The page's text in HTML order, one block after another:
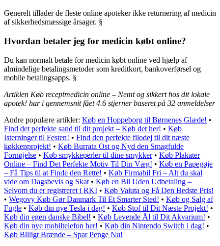
Generelt tillader de fleste online apoteker ikke returnering af medicin
af sikkerhedsmæssige årsager. §
Hvordan betaler jeg for medicin købt online?
Du kan normalt betale for medicin købt online ved hjælp af
almindelige betalingsmetoder som kreditkort, bankoverførsel og
mobile betalingsapps. §
Artiklen Køb receptmedicin online – Nemt og sikkert hos dit lokale
apotek! har i gennemsnit fået4.6 stjerner baseret på 32 anmeldelser
Andre populære artikler: Køb en Hoppeborg til Børnenes Glæde! •
Find det perfekte sand til dit projekt – Køb det her! • Køb
Isterninger til Festen! • Find den perfekte filodej til dit næste
køkkenprojekt! • Køb Burrata Ost og Nyd den Smagfulde
Fornøjelse • Køb smykkeperler til dine smykker• Køb Plakater
Online – Find Det Perfekte Motiv Til Din Væg! • Køb en Papegøje
– Få Tips til at Finde den Rette! • Køb Firmabil Fri – Alt du skal
vide om Dagsbevis og Skat • Køb en Bil Uden Udbetaling –
Selvom du er registreret i RKI • Køb Valuta og Få Den Bedste Pris!
• Wegovy Køb Gør Danmark Til Et Smarter Sted! • Køb og Salg af
Fugle • Køb din nye Tesla i dag! • Køb Stof til Dit Næste Projekt! •
Køb din egen danske Bibel! • Køb Levende Ål til Dit Akvarium! •
Køb din nye mobiltelefon her! • Køb din Nintendo Switch i dag! •
Køb Billigt Brænde – Spar Penge Nu!